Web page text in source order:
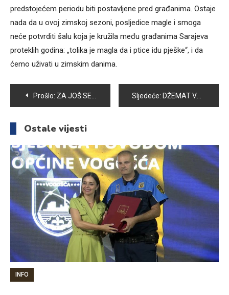
predstojećem periodu biti postavljene pred građanima. Ostaje
nada da u ovoj zimskoj sezoni, posljedice magle i smoga
neće potvrditi šalu koja je kružila među građanima Sarajeva
proteklih godina: „tolika je magla da i ptice idu pješke“, i da
ćemo uživati u zimskim danima.
Navigacija
članaka
Prošlo: ZA JOŠ SEDAM PRIPADNIKA BORAČKE POPULACIJE URUČENI KLJUČEVI STANOVA NA ROSULJAMA Sljedeće: DŽEMAT VOGOŠĆA ORGANIZUJE VEČER KUR'ANA
Ostale vijesti
INFO